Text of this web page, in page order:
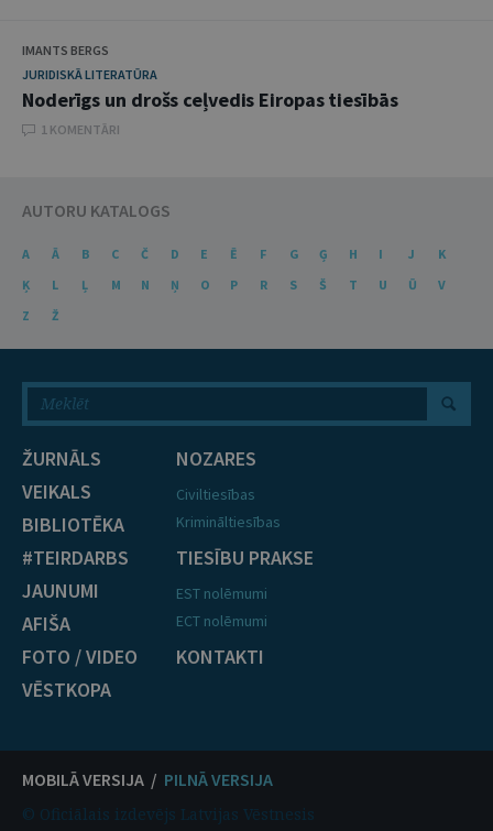
IMANTS BERGS
JURIDISKĀ LITERATŪRA
Noderīgs un drošs ceļvedis Eiropas tiesībās
1 KOMENTĀRI
AUTORU KATALOGS
A Ā B C Č D E Ē F G Ģ H I J
K
Ķ
L Ļ M N Ņ O P R S Š T U Ū
V
Z
Ž
ŽURNĀLS
VEIKALS
BIBLIOTĒKA
#TEIRDARBS
JAUNUMI
AFIŠA
FOTO / VIDEO
VĒSTKOPA
NOZARES
Civiltiesības
Krimināltiesības
TIESĪBU PRAKSE
EST nolēmumi
ECT nolēmumi
KONTAKTI
MOBILĀ VERSIJA / PILNĀ VERSIJA
© Oficiālais izdevējs Latvijas Vēstnesis